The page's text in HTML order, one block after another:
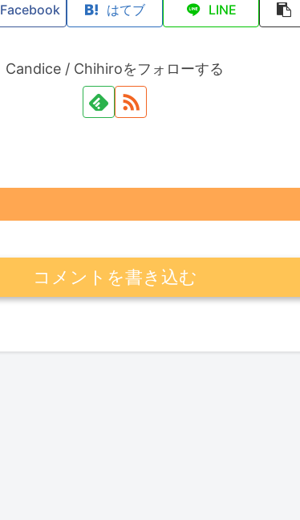
Facebook はてブ LINE
Candice / Chihiroをフォローする
コメントを書き込む